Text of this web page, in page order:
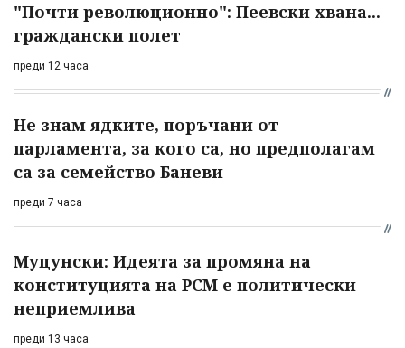
"Почти революционно": Пеевски хвана...
граждански полет
преди 12 часа
Не знам ядките, поръчани от
парламента, за кого са, но предполагам
са за семейство Баневи
преди 7 часа
Муцунски: Идеята за промяна на
конституцията на РСМ е политически
неприемлива
преди 13 часа